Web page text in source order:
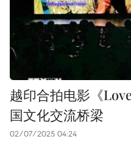
越印合拍电影《
国文化交流桥梁
02/07/2025 04:24